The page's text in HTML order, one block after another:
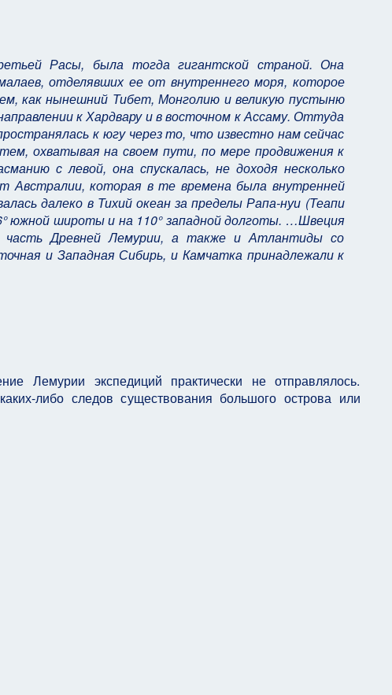
Расы, была тогда гигантской страной. Она
отделявших ее от внутреннего моря, которое
как нынешний Тибет, Монголию и великую пустыню
к Хардвару и в восточном к Ассаму. Оттуда
к югу через то, что известно нам сейчас
охватывая на своем пути, по мере продвижения к
с левой, она спускалась, не доходя несколько
Австралии, которая в те времена была внутренней
далеко в Тихий океан за пределы Рапа-нуи (Теапи
южной широты и на 110° западной долготы. …Швеция
часть Древней Лемурии, а также и Атлантиды со
и Западная Сибирь, и Камчатка принадлежали к
Лемурии экспедиций практически не отправлялось.
либо следов существования большого острова или